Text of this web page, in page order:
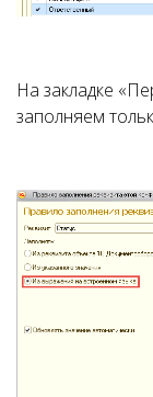
На закладке
заполняем